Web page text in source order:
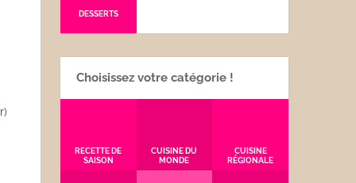
DESSERTS
Choisissez votre catégorie !
RECETTE DE
SAISON
CUISINE DU
MONDE
CUISINE
RÉGIONALE